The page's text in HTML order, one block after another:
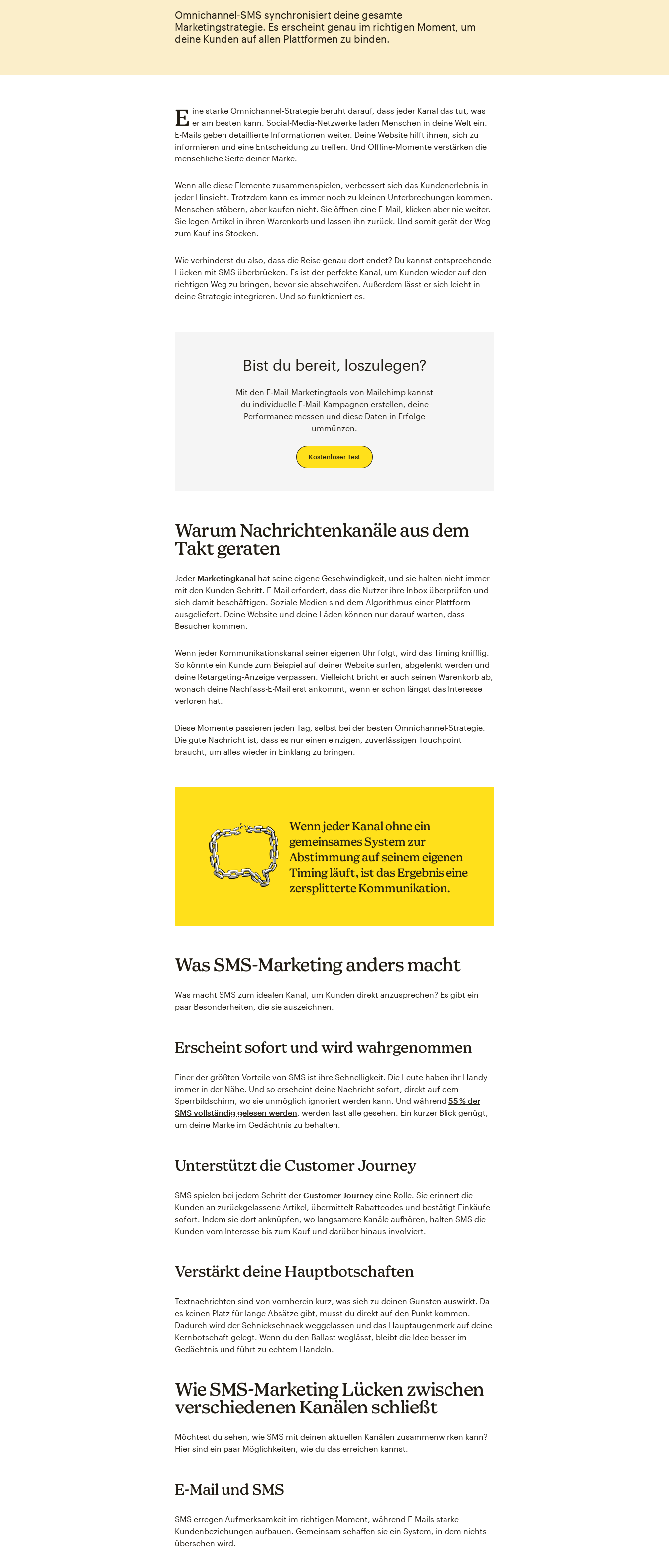
Omnichannel‑SMS synchronisiert deine gesamte
Marketingstrategie. Es erscheint genau im richtigen Moment, um
deine Kunden auf allen Plattformen zu binden.
E ine starke Omnichannel-Strategie beruht darauf, dass jeder Kanal das tut, was
er am besten kann. Social-Media-Netzwerke laden Menschen in deine Welt ein.
E-Mails geben detaillierte Informationen weiter. Deine Website hilft ihnen, sich zu
informieren und eine Entscheidung zu treffen. Und Offline-Momente verstärken die
menschliche Seite deiner Marke.
Wenn alle diese Elemente zusammenspielen, verbessert sich das Kundenerlebnis in
jeder Hinsicht. Trotzdem kann es immer noch zu kleinen Unterbrechungen kommen.
Menschen stöbern, aber kaufen nicht. Sie öffnen eine E-Mail, klicken aber nie weiter.
Sie legen Artikel in ihren Warenkorb und lassen ihn zurück. Und somit gerät der Weg
zum Kauf ins Stocken.
Wie verhinderst du also, dass die Reise genau dort endet? Du kannst entsprechende
Lücken mit SMS überbrücken. Es ist der perfekte Kanal, um Kunden wieder auf den
richtigen Weg zu bringen, bevor sie abschweifen. Außerdem lässt er sich leicht in
deine Strategie integrieren. Und so funktioniert es.
Bist du bereit, loszulegen?
Mit den E‑Mail-Marketingtools von Mailchimp kannst
du individuelle E‑Mail-Kampagnen erstellen, deine
Performance messen und diese Daten in Erfolge
ummünzen.
Kostenloser Test
Warum Nachrichtenkanäle aus dem
Takt geraten
Jeder Marketingkanal hat seine eigene Geschwindigkeit, und sie halten nicht immer
mit den Kunden Schritt. E-Mail erfordert, dass die Nutzer ihre Inbox überprüfen und
sich damit beschäftigen. Soziale Medien sind dem Algorithmus einer Plattform
ausgeliefert. Deine Website und deine Läden können nur darauf warten, dass
Besucher kommen.
Wenn jeder Kommunikationskanal seiner eigenen Uhr folgt, wird das Timing knifflig.
So könnte ein Kunde zum Beispiel auf deiner Website surfen, abgelenkt werden und
deine Retargeting-Anzeige verpassen. Vielleicht bricht er auch seinen Warenkorb ab,
wonach deine Nachfass-E-Mail erst ankommt, wenn er schon längst das Interesse
verloren hat.
Diese Momente passieren jeden Tag, selbst bei der besten Omnichannel-Strategie.
Die gute Nachricht ist, dass es nur einen einzigen, zuverlässigen Touchpoint
braucht, um alles wieder in Einklang zu bringen.
Wenn jeder Kanal ohne ein
gemeinsames System zur
Abstimmung auf seinem eigenen
Timing läuft, ist das Ergebnis eine
zersplitterte Kommunikation.
Was SMS-Marketing anders macht
Was macht SMS zum idealen Kanal, um Kunden direkt anzusprechen? Es gibt ein
paar Besonderheiten, die sie auszeichnen.
Erscheint sofort und wird wahrgenommen
Einer der größten Vorteile von SMS ist ihre Schnelligkeit. Die Leute haben ihr Handy
immer in der Nähe. Und so erscheint deine Nachricht sofort, direkt auf dem
Sperrbildschirm, wo sie unmöglich ignoriert werden kann. Und während 55 % der
SMS vollständig gelesen werden, werden fast alle gesehen. Ein kurzer Blick genügt,
um deine Marke im Gedächtnis zu behalten.
Unterstützt die Customer Journey
SMS spielen bei jedem Schritt der Customer Journey eine Rolle. Sie erinnert die
Kunden an zurückgelassene Artikel, übermittelt Rabattcodes und bestätigt Einkäufe
sofort. Indem sie dort anknüpfen, wo langsamere Kanäle aufhören, halten SMS die
Kunden vom Interesse bis zum Kauf und darüber hinaus involviert.
Verstärkt deine Hauptbotschaften
Textnachrichten sind von vornherein kurz, was sich zu deinen Gunsten auswirkt. Da
es keinen Platz für lange Absätze gibt, musst du direkt auf den Punkt kommen.
Dadurch wird der Schnickschnack weggelassen und das Hauptaugenmerk auf deine
Kernbotschaft gelegt. Wenn du den Ballast weglässt, bleibt die Idee besser im
Gedächtnis und führt zu echtem Handeln.
Wie SMS-Marketing Lücken zwischen
verschiedenen Kanälen schließt
Möchtest du sehen, wie SMS mit deinen aktuellen Kanälen zusammenwirken kann?
Hier sind ein paar Möglichkeiten, wie du das erreichen kannst.
E-Mail und SMS
SMS erregen Aufmerksamkeit im richtigen Moment, während E-Mails starke
Kundenbeziehungen aufbauen. Gemeinsam schaffen sie ein System, in dem nichts
übersehen wird.